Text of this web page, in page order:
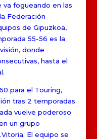
va fogueando en las
Federación
de Gipuzkoa,
55-56 es la
donde
hasta el
para el Touring,
tras 2 temporadas
vuelve poderoso
un grupo
El equipo se